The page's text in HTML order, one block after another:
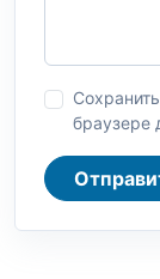
браузере